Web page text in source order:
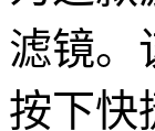
滤镜。
按下快